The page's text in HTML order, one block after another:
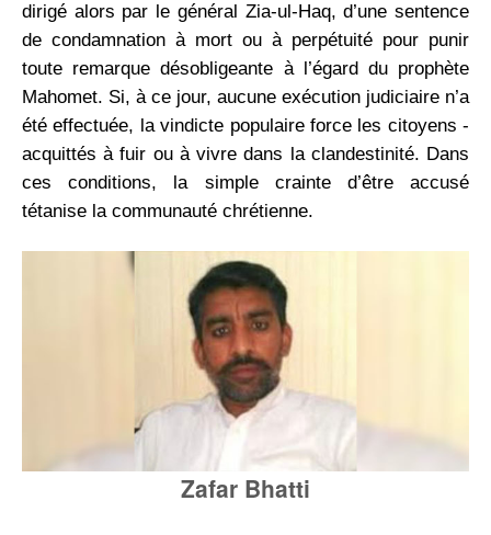
dirigé alors par le général Zia-ul-Haq, d’une sentence
de condamnation à mort ou à perpétuité pour punir
toute remarque désobligeante à l’égard du prophète
Mahomet. Si, à ce jour, aucune exécution judiciaire n’a
été effectuée, la ­vindicte populaire force les citoyens ­
acquittés à fuir ou à vivre dans la clandestinité. Dans
ces conditions, la ­simple crainte d’être accusé
tétanise la communauté chrétienne.
Zafar Bhatti